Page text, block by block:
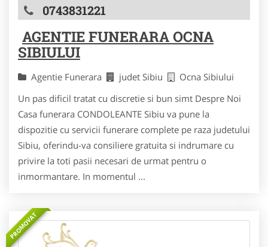
0743831221
AGENTIE FUNERARA OCNA
SIBIULUI
Agentie Funerara judet Sibiu
Ocna Sibiului
Un pas dificil tratat cu discretie si bun simt Despre Noi
Casa funerara CONDOLEANTE Sibiu va pune la
dispozitie cu servicii funerare complete pe raza judetului
Sibiu, oferindu-va consiliere gratuita si indrumare cu
privire la toti pasii necesari de urmat pentru o
inmormantare. In momentul ...
PROMOVAT